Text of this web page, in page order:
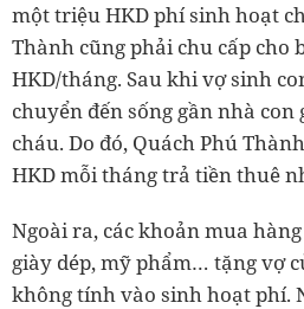
một triệu HKD phí sinh hoạt
Thành cũng phải chu cấp cho
HKD/tháng. Sau khi vợ sinh
chuyển đến sống gần nhà con
cháu. Do đó, Quách Phú
HKD mỗi tháng trả tiền thuê
Ngoài ra, các khoản mua
giày dép, mỹ phẩm… tặng vợ
không tính vào sinh hoạt phí.